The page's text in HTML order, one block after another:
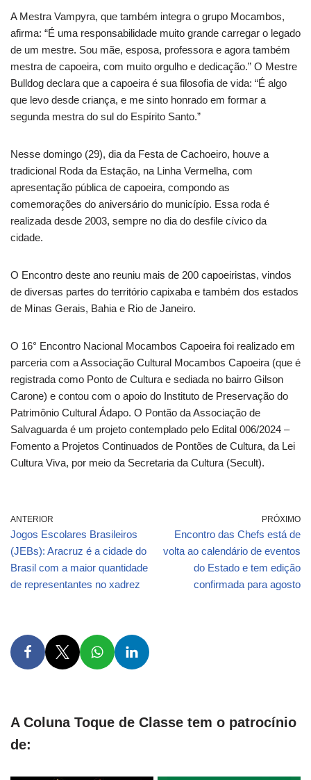
A Mestra Vampyra, que também integra o grupo Mocambos,
afirma: “É uma responsabilidade muito grande carregar o legado
de um mestre. Sou mãe, esposa, professora e agora também
mestra de capoeira, com muito orgulho e dedicação.” O Mestre
Bulldog declara que a capoeira é sua filosofia de vida: “É algo
que levo desde criança, e me sinto honrado em formar a
segunda mestra do sul do Espírito Santo.”
Nesse domingo (29), dia da Festa de Cachoeiro, houve a
tradicional Roda da Estação, na Linha Vermelha, com
apresentação pública de capoeira, compondo as
comemorações do aniversário do município. Essa roda é
realizada desde 2003, sempre no dia do desfile cívico da
cidade.
O Encontro deste ano reuniu mais de 200 capoeiristas, vindos
de diversas partes do território capixaba e também dos estados
de Minas Gerais, Bahia e Rio de Janeiro.
O 16° Encontro Nacional Mocambos Capoeira foi realizado em
parceria com a Associação Cultural Mocambos Capoeira (que é
registrada como Ponto de Cultura e sediada no bairro Gilson
Carone) e contou com o apoio do Instituto de Preservação do
Patrimônio Cultural Ádapo. O Pontão da Associação de
Salvaguarda é um projeto contemplado pelo Edital 006/2024 –
Fomento a Projetos Continuados de Pontões de Cultura, da Lei
Cultura Viva, por meio da Secretaria da Cultura (Secult).
ANTERIOR
Jogos Escolares Brasileiros
(JEBs): Aracruz é a cidade do
Brasil com a maior quantidade
de representantes no xadrez
PRÓXIMO
Encontro das Chefs está de
volta ao calendário de eventos
do Estado e tem edição
confirmada para agosto
A Coluna Toque de Classe tem o patrocínio
de: